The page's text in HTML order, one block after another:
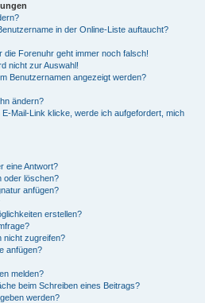
in der Online-Liste auftaucht?
die Forenuhr geht immer noch falsch!
nicht zur Auswahl!
Benutzernamen angezeigt werden?
ändern?
Mail-Link klicke, werde ich aufgefordert, mich
eine Antwort?
oder löschen?
anfügen?
erstellen?
nicht zugreifen?
anfügen?
melden?
beim Schreiben eines Beitrags?
werden?